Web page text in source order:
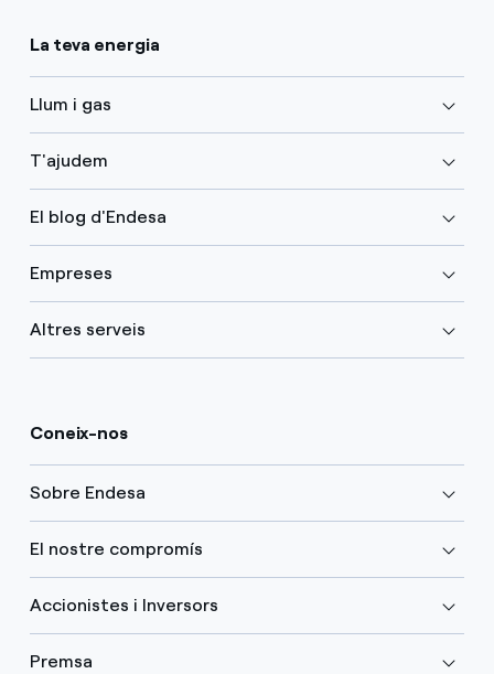
La teva energia
Llum i gas
T'ajudem
El blog d'Endesa
Empreses
Altres serveis
Coneix-nos
Sobre Endesa
El nostre compromís
Accionistes i Inversors
Premsa